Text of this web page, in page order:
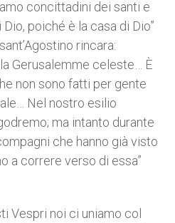
concittadini dei santi e
poiché è la casa di Dio”
rincara:
Gerusalemme celeste… È
non sono fatti per gente
Nel nostro esilio
ma intanto durante
che hanno già visto
a correre verso di essa”
Vespri noi ci uniamo col